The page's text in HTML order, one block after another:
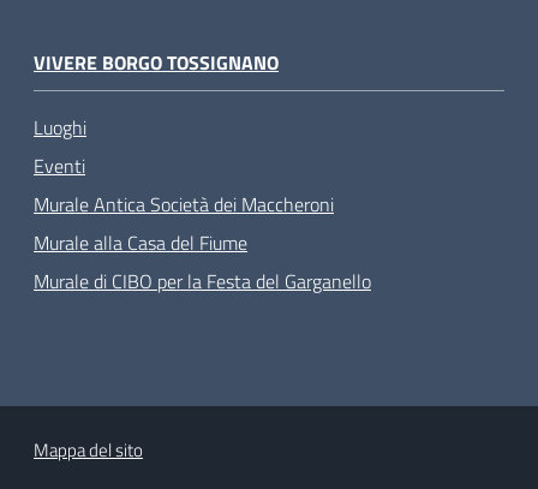
VIVERE BORGO TOSSIGNANO
Luoghi
Eventi
Murale Antica Società dei Maccheroni
Murale alla Casa del Fiume
Murale di CIBO per la Festa del Garganello
Mappa del sito